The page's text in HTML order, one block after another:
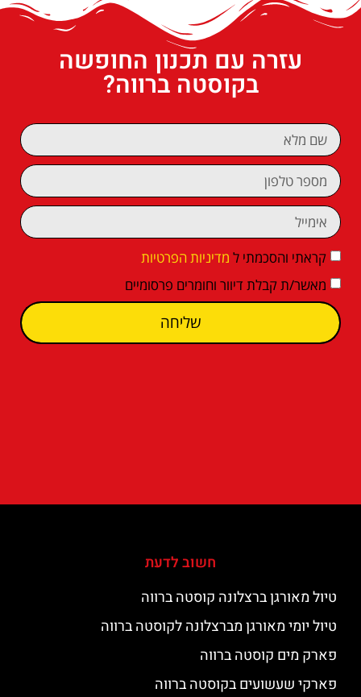
עזרה עם תכנון החופשה
בקוסטה ברווה?
קראתי והסכמתי ל מדיניות הפרטיות
מאשר/ת קבלת דיוור וחומרים פרסומיים
שליחה
חשוב לדעת
טיול מאורגן ברצלונה קוסטה ברווה
טיול יומי מאורגן מברצלונה לקוסטה ברווה
פארק מים קוסטה ברווה
פארקי שעשועים בקוסטה ברווה